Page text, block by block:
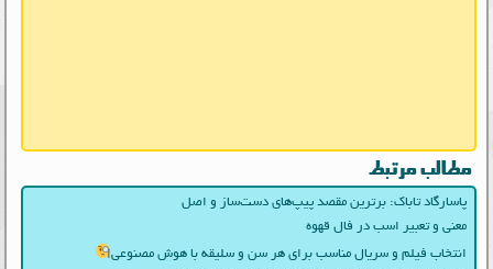
مطالب مرتبط
پاسارگاد تاباک: برترین مقصد پیپ‌های دست‌ساز و اصل
معنی و تعبیر اسب در فال قهوه
انتخاب فیلم و سریال مناسب برای هر سن و سلیقه با هوش مصنوعی